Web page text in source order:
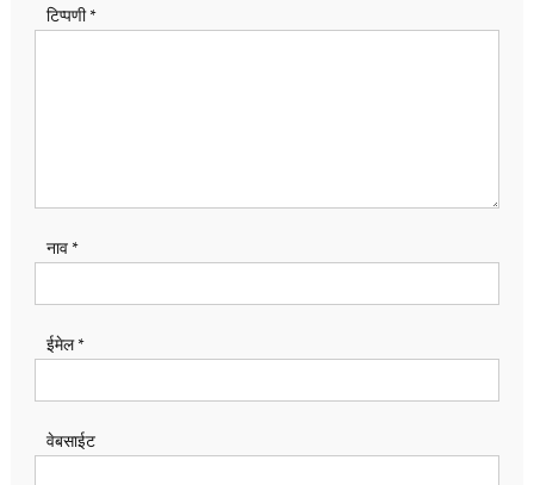
टिप्पणी*
नाव*
ईमेल*
वेबसाईट